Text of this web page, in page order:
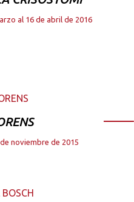
al 16 de abril de 2016
noviembre de 2015